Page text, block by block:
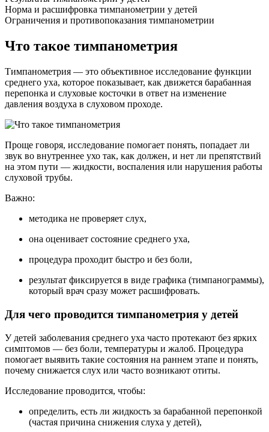
Норма и расшифровка тимпанометрии у детей
Ограничения и противопоказания тимпанометрии
Что такое тимпанометрия
Тимпанометрия — это объективное исследование функции
среднего уха, которое показывает, как движется барабанная
перепонка и слуховые косточки в ответ на изменение
давления воздуха в слуховом проходе.
Проще говоря, исследование помогает понять, попадает ли
звук во внутреннее ухо так, как должен, и нет ли препятствий
на этом пути — жидкости, воспаления или нарушения работы
слуховой трубы.
Важно:
методика не проверяет слух,
она оценивает состояние среднего уха,
процедура проходит быстро и без боли,
результат фиксируется в виде графика (тимпанограммы),
который врач сразу может расшифровать.
Для чего проводится тимпанометрия у детей
У детей заболевания среднего уха часто протекают без ярких
симптомов — без боли, температуры и жалоб. Процедура
помогает выявить такие состояния на раннем этапе и понять,
почему снижается слух или часто возникают отиты.
Исследование проводится, чтобы:
определить, есть ли жидкость за барабанной перепонкой
(частая причина снижения слуха у детей),